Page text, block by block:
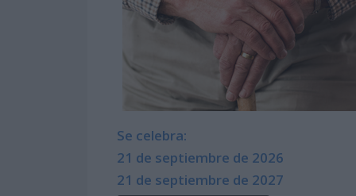
Se celebra:
21 de septiembre de 2026
21 de septiembre de 2027